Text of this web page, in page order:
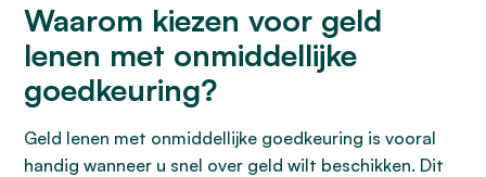
Waarom kiezen voor geld
lenen met onmiddellijke
goedkeuring?
Geld lenen met onmiddellijke goedkeuring is vooral
handig wanneer u snel over geld wilt beschikken. Dit